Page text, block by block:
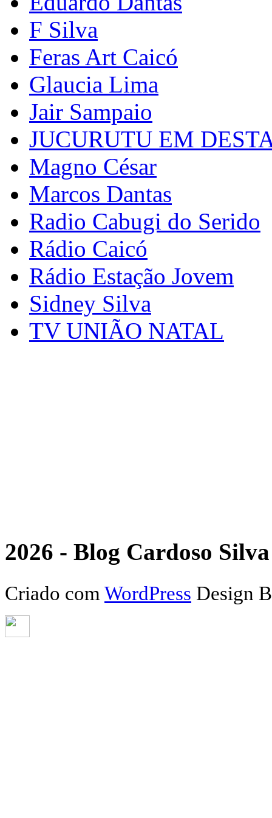
F Silva
Feras Art Caicó
Glaucia Lima
Jair Sampaio
JUCURUTU EM
Magno César
Marcos Dantas
Radio Cabugi do Serido
Rádio Caicó
Rádio Estação Jovem
Sidney Silva
TV UNIÃO NATAL
2026 - Blog Cardoso
Criado com WordPress Design